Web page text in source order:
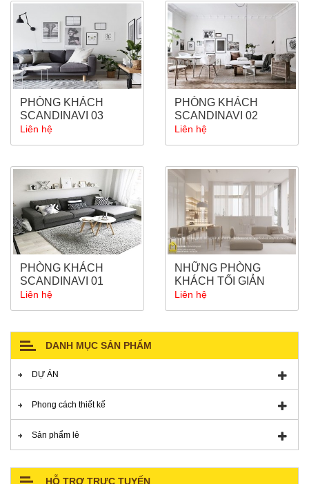
PHÒNG KHÁCH
SCANDINAVI 03
Liên hệ
PHÒNG KHÁCH
SCANDINAVI 02
Liên hệ
PHÒNG KHÁCH
SCANDINAVI 01
Liên hệ
NHỮNG PHÒNG
KHÁCH TỐI GIẢN
MINIMALISM
Liên hệ
DANH MỤC SẢN PHẨM
DỰ ÁN
VINHOMES TIMES CITY
VINHOMES SKYLAKE
Phong cách thiết kế
CỔ ĐIỂN
Sản phẩm lẻ
HỖ TRỢ TRỰC TUYẾN